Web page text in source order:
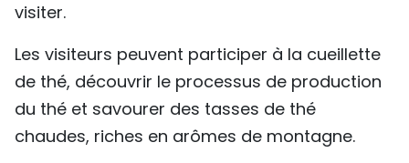
visiter.
Les visiteurs peuvent participer à la cueillette
de thé, découvrir le processus de production
du thé et savourer des tasses de thé
chaudes, riches en arômes de montagne.